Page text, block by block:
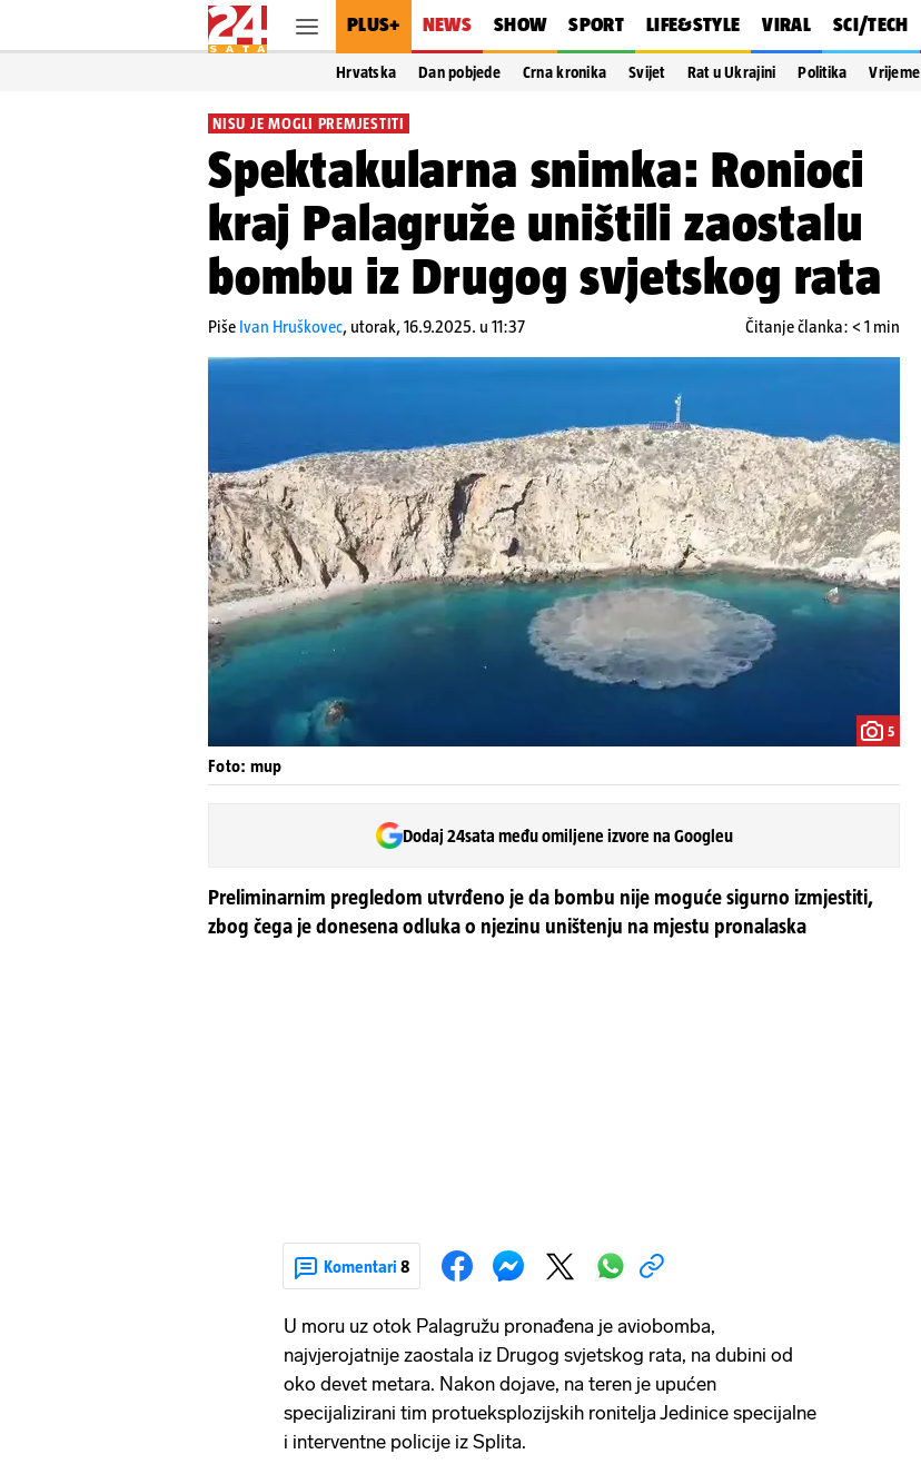
PLUS+ NEWS SHOW SPORT LIFE&STYLE VIRAL SCI/TECH
Hrvatska Dan pobjede Crna kronika Svijet Rat u Ukrajini Politika Vrijeme
NISU JE MOGLI PREMJESTITI
Spektakularna snimka: Ronioci
kraj Palagruže uništili zaostalu
bombu iz Drugog svjetskog rata
Piše Ivan Hruškovec, utorak, 16.9.2025. u 11:37 Čitanje članka: < 1 min
5
Foto: mup
Dodaj 24sata među omiljene izvore na Googleu
Preliminarnim pregledom utvrđeno je da bombu nije moguće sigurno izmjestiti,
zbog čega je donesena odluka o njezinu uništenju na mjestu pronalaska
Komentari 8
U moru uz otok Palagružu pronađena je aviobomba,
najvjerojatnije zaostala iz Drugog svjetskog rata, na dubini od
oko devet metara. Nakon dojave, na teren je upućen
specijalizirani tim protueksplozijskih ronitelja Jedinice specijalne
i interventne policije iz Splita.